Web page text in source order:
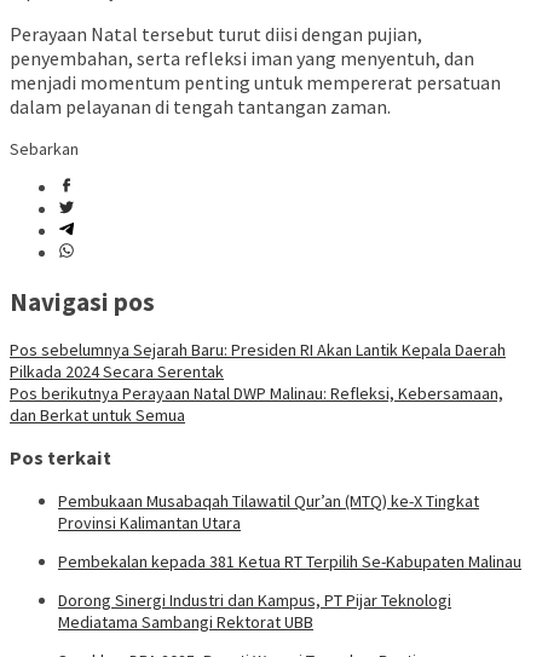
Perayaan Natal tersebut turut diisi dengan pujian,
penyembahan, serta refleksi iman yang menyentuh, dan
menjadi momentum penting untuk mempererat persatuan
dalam pelayanan di tengah tantangan zaman.
Sebarkan
Navigasi pos
Pos sebelumnya Sejarah Baru: Presiden RI Akan Lantik Kepala Daerah
Pilkada 2024 Secara Serentak
Pos berikutnya Perayaan Natal DWP Malinau: Refleksi, Kebersamaan,
dan Berkat untuk Semua
Pos terkait
Pembukaan Musabaqah Tilawatil Qur’an (MTQ) ke-X Tingkat
Provinsi Kalimantan Utara
Pembekalan kepada 381 Ketua RT Terpilih Se-Kabupaten Malinau
Dorong Sinergi Industri dan Kampus, PT Pijar Teknologi
Mediatama Sambangi Rektorat UBB